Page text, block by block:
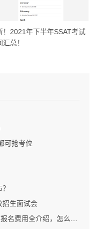
！2021年下半年SSAT考试
汇总！
可抢考位
招生面试会
绍，怎么报名GMAT考试呢？